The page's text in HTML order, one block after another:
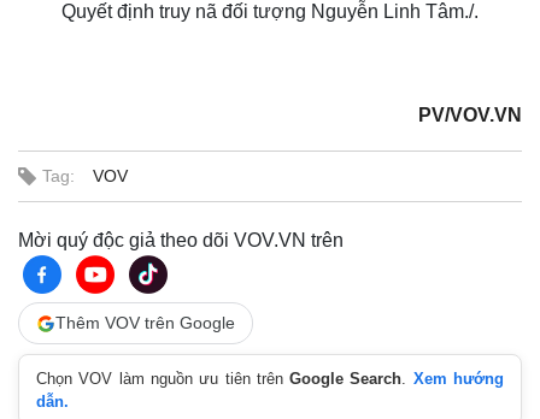
Quyết định truy nã đối tượng Nguyễn Linh Tâm./.
PV/VOV.VN
Tag: VOV
Mời quý độc giả theo dõi VOV.VN trên
Thêm VOV trên Google
Chọn VOV làm nguồn ưu tiên trênGoogle Search. Xem hướng
dẫn.